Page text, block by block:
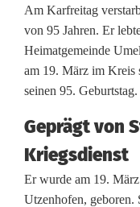
h
a
l
f
v
o
n
Am Karfreitag
von 95 Jahren. Er
Heimatgemeinde
am 19. März im Kreis
seinen 95. Geburtstag.
Geprägt von
Kriegsdienst
Er wurde am 19.
Utzenhofen, geboren.